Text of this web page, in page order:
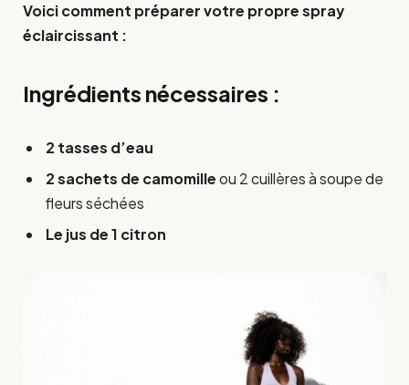
Voici comment préparer votre propre spray
éclaircissant :
Ingrédients nécessaires :
2 tasses d’eau
2 sachets de camomilleou 2 cuillères à soupe de
fleurs séchées
Le jus de 1 citron